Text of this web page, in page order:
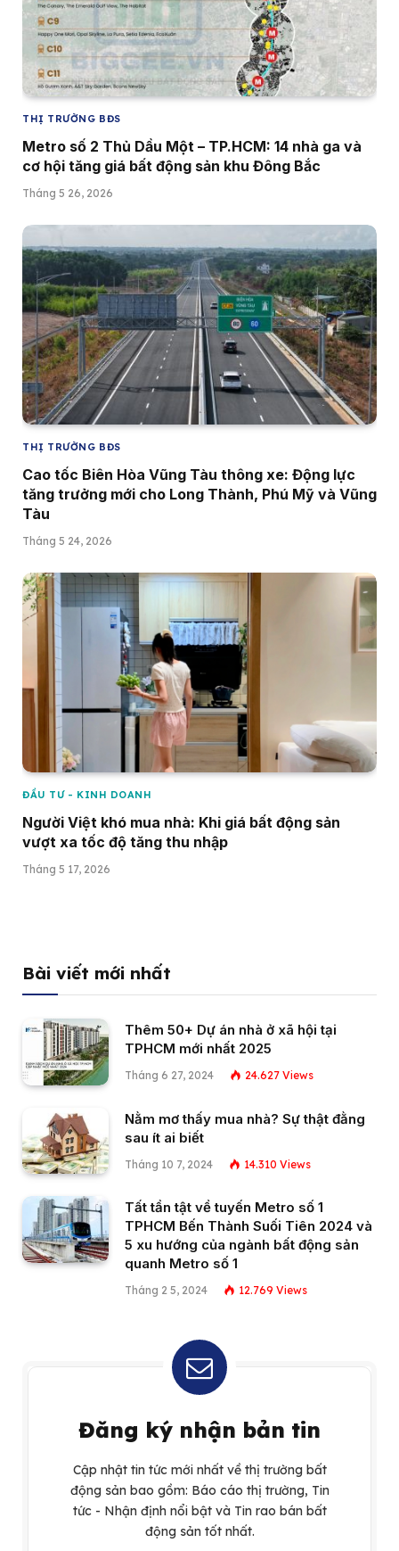
THỊ TRƯỜNG BĐS
Metro số 2 Thủ Dầu Một – TP.HCM: 14 nhà ga và
cơ hội tăng giá bất động sản khu Đông Bắc
Tháng 5 26, 2026
THỊ TRƯỜNG BĐS
Cao tốc Biên Hòa Vũng Tàu thông xe: Động lực
tăng trưởng mới cho Long Thành, Phú Mỹ và Vũng
Tàu
Tháng 5 24, 2026
ĐẦU TƯ - KINH DOANH
Người Việt khó mua nhà: Khi giá bất động sản
vượt xa tốc độ tăng thu nhập
Tháng 5 17, 2026
Bài viết mới nhất
Thêm 50+ Dự án nhà ở xã hội tại
TPHCM mới nhất 2025
Tháng 6 27, 2024 24.627 Views
Nằm mơ thấy mua nhà? Sự thật đằng
sau ít ai biết
Tháng 10 7, 2024 14.310 Views
Tất tần tật về tuyến Metro số 1
TPHCM Bến Thành Suối Tiên 2024 và
5 xu hướng của ngành bất động sản
quanh Metro số 1
Tháng 2 5, 2024 12.769 Views
Đăng ký nhận bản tin
Cập nhật tin tức mới nhất về thị trường bất
động sản bao gồm: Báo cáo thị trường, Tin
tức - Nhận định nổi bật và Tin rao bán bất
động sản tốt nhất.